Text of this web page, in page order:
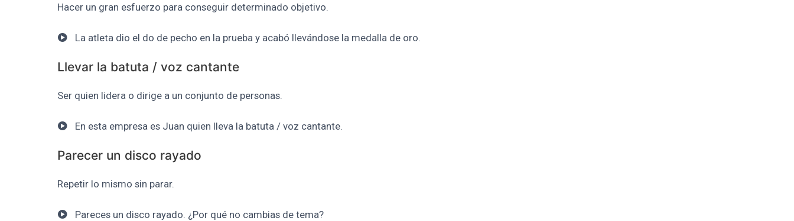
Hacer un gran esfuerzo para conseguir determinado objetivo.
La atleta dio el do de pecho en la prueba y acabó llevándose la medalla de oro.
Llevar la batuta / voz cantante
Ser quien lidera o dirige a un conjunto de personas.
En esta empresa es Juan quien lleva la batuta / voz cantante.
Parecer un disco rayado
Repetir lo mismo sin parar.
Pareces un disco rayado. ¿Por qué no cambias de tema?